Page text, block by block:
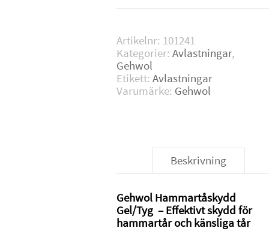
Artikelnr: 101241
Kategorier: Avlastningar,
Gehwol
Etikett: Avlastningar
Varumärke: Gehwol
Beskrivning
Gehwol Hammartåskydd
Gel/Tyg – Effektivt skydd för
hammartår och känsliga tår